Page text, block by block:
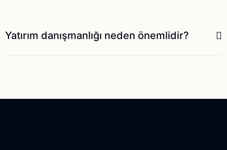
Yatırım danışmanlığı neden önemlidir?